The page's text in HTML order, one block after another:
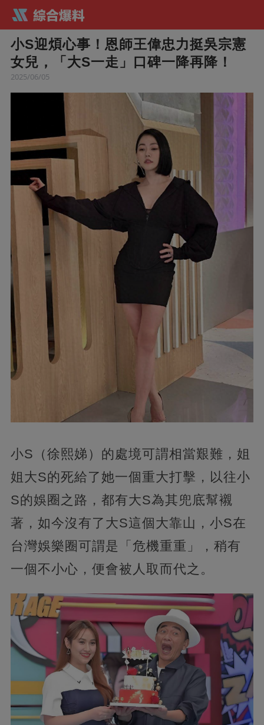
小S迎煩心事！恩師王偉忠力挺吳宗憲
女兒，「大S一走」口碑一降再降！
2025/06/05
小S（徐熙娣）的處境可謂相當艱難，姐
姐大S的死給了她一個重大打擊，以往小
S的娛圈之路，都有大S為其兜底幫襯
著，如今沒有了大S這個大靠山，小S在
台灣娛樂圈可謂是「危機重重」，稍有
一個不小心，便會被人取而代之。